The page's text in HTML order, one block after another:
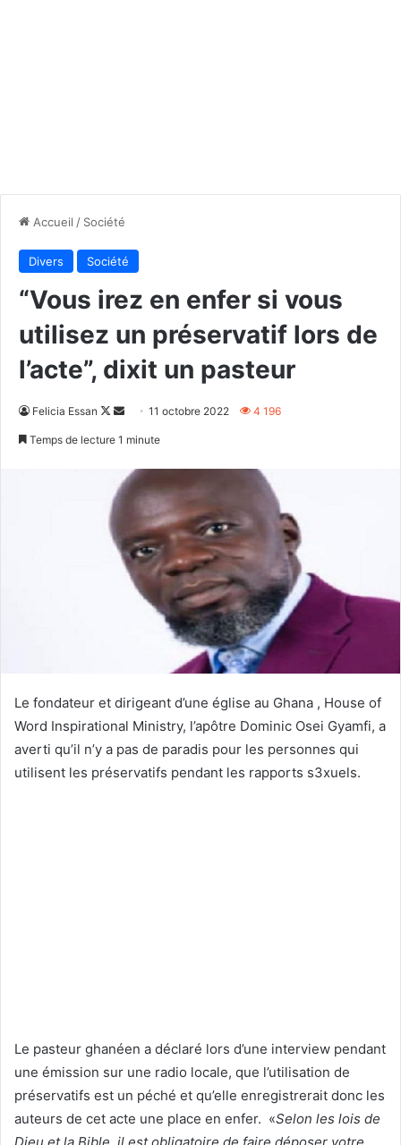
Accueil / Société
Divers Société
“Vous irez en enfer si vous
utilisez un préservatif lors de
l’acte”, dixit un pasteur
Felicia Essan
Follow
Envoyer11 octobre 2022 4 196
Temps de lecture 1 minute
Le fondateur et dirigeant d’une église au Ghana , House of
Word Inspirational Ministry, l’apôtre Dominic Osei Gyamfi, a
averti qu’il n’y a pas de paradis pour les personnes qui
utilisent les préservatifs pendant les rapports s3xuels.
Le pasteur ghanéen a déclaré lors d’une interview pendant
une émission sur une radio locale, que l’utilisation de
préservatifs est un péché et qu’elle enregistrerait donc les
auteurs de cet acte une place en enfer. «Selon les lois de
Dieu et la Bible, il est obligatoire de faire déposer votre